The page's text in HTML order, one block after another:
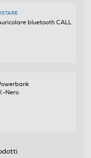
bluetooth CALL
Nero